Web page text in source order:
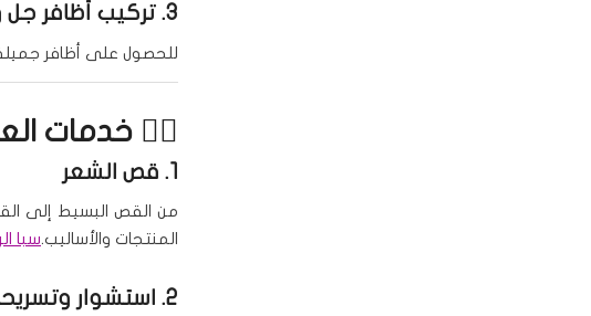
3. تركيب أظافر جل
للحصول على أظافر جميلة
💇‍♀️ خدمات
1. قص الشعر
من القص البسيط إلى
المنتجات والأساليب.سبا
2. استشوار